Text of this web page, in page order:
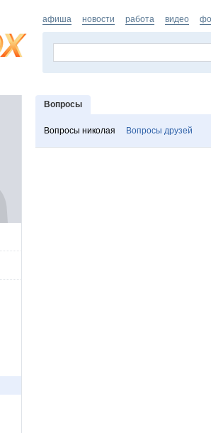
афиша новости работа видео
Вопросы
Вопросы николая Вопросы друзей